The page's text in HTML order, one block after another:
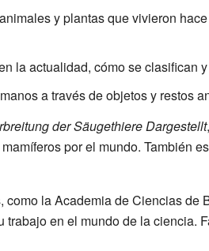
y plantas que vivieron
la actualidad, cómo se clasifican
a través de objetos y restos
der Säugethiere Dargestellt
por el mundo. También
la Academia de Ciencias de
en el mundo de la ciencia.